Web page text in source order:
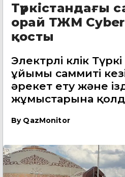
Түркістандағы
орай ТЖМ
қосты
Электрлі көлік
ұйымы саммиті
әрекет ету және
жұмыстарына
By QazMonitor